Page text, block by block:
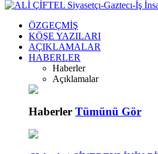
ÖZGEÇMİŞ
KÖŞE YAZILARI
AÇIKLAMALAR
HABERLER
Haberler
Açıklamalar
Haberler Tümünü Gör